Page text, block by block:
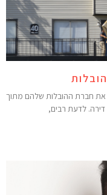
חברת ההובלות שלהם מתוך
לדעת רבים,